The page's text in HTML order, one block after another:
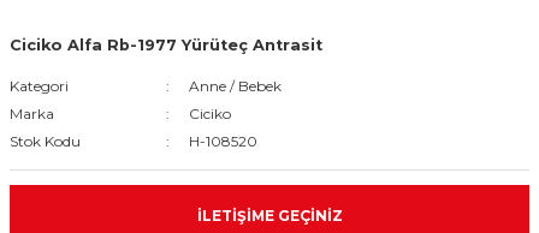
Ciciko Alfa Rb-1977 Yürüteç Antrasit
Kategori
Anne / Bebek
Marka
Ciciko
Stok Kodu
H-108520
İLETIŞIME GEÇINIZ